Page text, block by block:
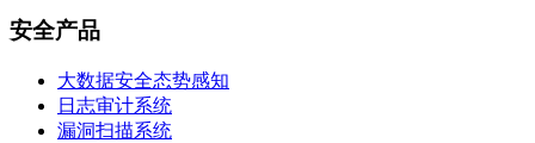
安全产品
大数据安全态势感知
日志审计系统
漏洞扫描系统